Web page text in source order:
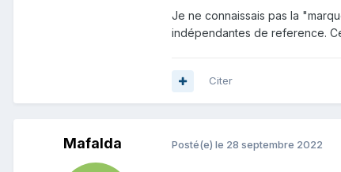
Je ne connaissais pas la
indépendantes de reference.
Citer
Mafalda Posté(e) le 28 septembre 2022